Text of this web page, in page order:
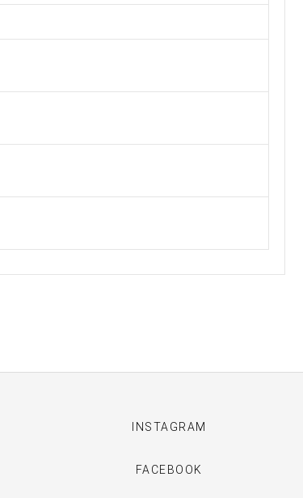
INSTAGRAM
FACEBOOK